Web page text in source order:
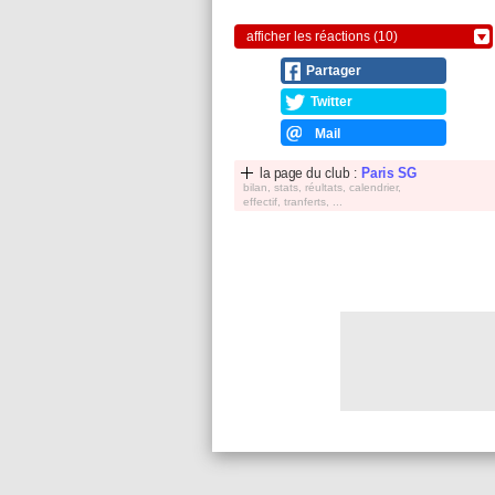
afficher les réactions (10)
Partager
Twitter
Mail
la page du club : Paris SG
bilan, stats, réultats, calendrier,
effectif, tranferts, ...